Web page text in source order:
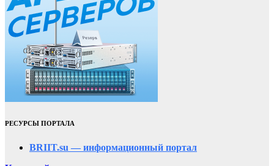
РЕСУРСЫ ПОРТАЛА
BRIIT.su — информационный портал